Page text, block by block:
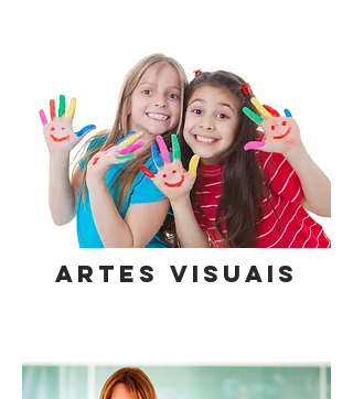
ARTES VISUAIS